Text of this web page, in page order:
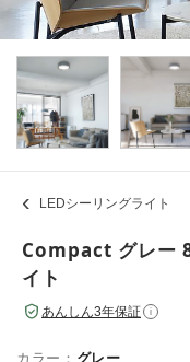
LEDシーリングライト
Compact グレー
イト
あんしん3年保証 i
カラー： グレー